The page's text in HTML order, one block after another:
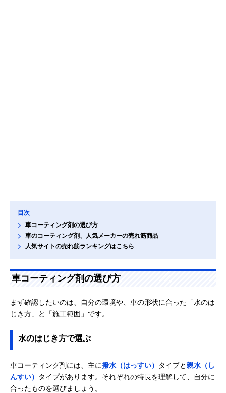
目次
車コーティング剤の選び方
車のコーティング剤、人気メーカーの売れ筋商品
人気サイトの売れ筋ランキングはこちら
車コーティング剤の選び方
まず確認したいのは、自分の環境や、車の形状に合った「水のは
じき方」と「施工範囲」です。
水のはじき方で選ぶ
車コーティング剤には、主に撥水（はっすい） タイプと親水（し
んすい）
タイプがあります。それぞれの特長を理解して、自分に
合ったものを選びましょう。